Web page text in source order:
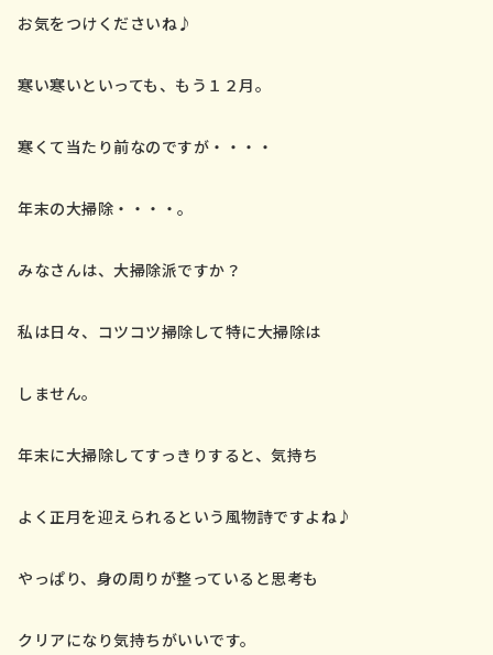
お気をつけくださいね♪
寒い寒いといっても、もう１２月。
寒くて当たり前なのですが・・・・
年末の大掃除・・・・。
みなさんは、大掃除派ですか？
私は日々、コツコツ掃除して特に大掃除は
しません。
年末に大掃除してすっきりすると、気持ち
よく正月を迎えられるという風物詩ですよね♪
やっぱり、身の周りが整っていると思考も
クリアになり気持ちがいいです。